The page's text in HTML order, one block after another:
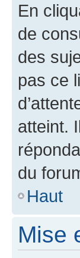
En
de
des
pas ce
atteint.
du
Haut
Mise